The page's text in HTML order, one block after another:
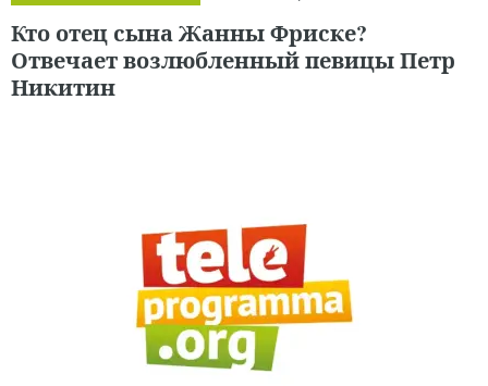
Кто отец сына Жанны Фриске?
Отвечает возлюбленный певицы Петр
Никитин